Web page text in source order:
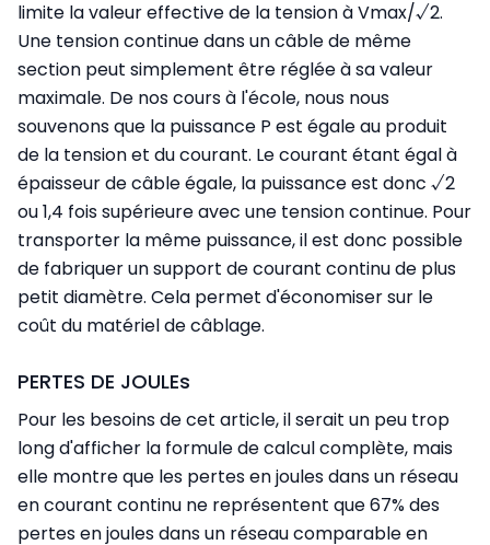
limite la valeur effective de la tension à Vmax/√2.
Une tension continue dans un câble de même
section peut simplement être réglée à sa valeur
maximale. De nos cours à l'école, nous nous
souvenons que la puissance P est égale au produit
de la tension et du courant. Le courant étant égal à
épaisseur de câble égale, la puissance est donc √2
ou 1,4 fois supérieure avec une tension continue. Pour
transporter la même puissance, il est donc possible
de fabriquer un support de courant continu de plus
petit diamètre. Cela permet d'économiser sur le
coût du matériel de câblage.
PERTES DE JOULEs
Pour les besoins de cet article, il serait un peu trop
long d'afficher la formule de calcul complète, mais
elle montre que les pertes en joules dans un réseau
en courant continu ne représentent que 67% des
pertes en joules dans un réseau comparable en